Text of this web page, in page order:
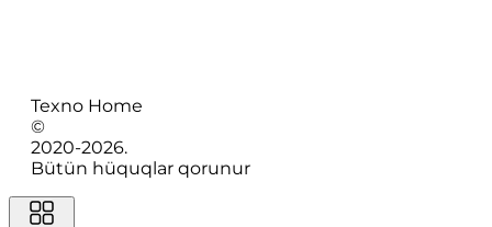
Texno Home
©
2020-2026.
Bütün hüquqlar qorunur